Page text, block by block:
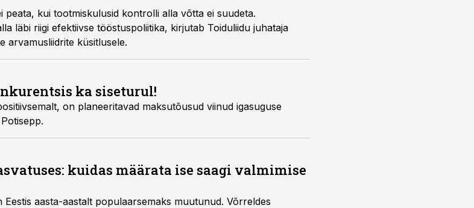
peata, kui tootmiskulusid kontrolli alla võtta ei suudeta.
läbi riigi efektiivse tööstuspoliitika, kirjutab Toiduliidu juhataja
arvamusliidrite küsitlusele.
ka siseturul!
on planeeritavad maksutõusud viinud igasuguse
kuidas määrata ise saagi valmimise
Eestis aasta-aastalt populaarsemaks muutunud. Võrreldes